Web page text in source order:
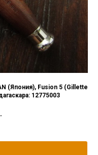
(Япония), Fusion 5 (Gillette
12775003